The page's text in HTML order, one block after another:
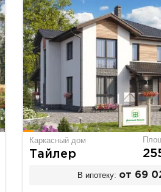
Каркасный дом
Тайлер
В ипотеку: от 69